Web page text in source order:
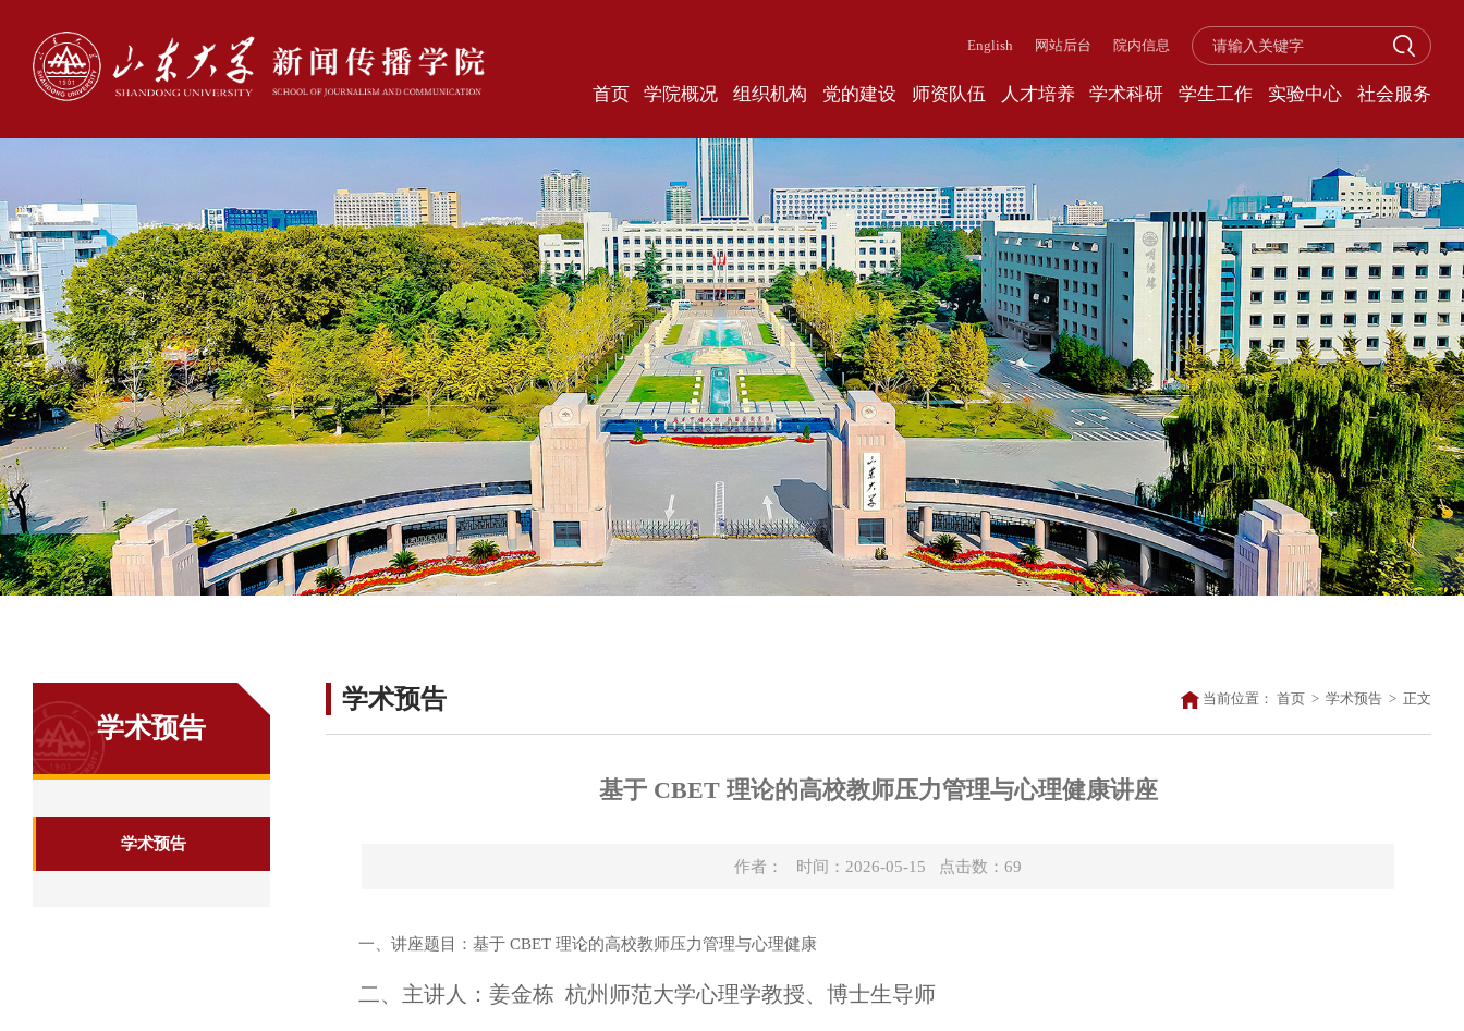
English 网站后台 院内信息
首页 学院概况 组织机构 党的建设 师资队伍 人才培养 学术科研 学生工作 实验中心 社会服务
学术预告
学术预告
学术预告 当前位置： 首页 > 学术预告 > 正文
基于 CBET 理论的高校教师压力管理与心理健康讲座
作者： 时间：2026-05-15 点击数：69
一、讲座题目：基于 CBET 理论的高校教师压力管理与心理健康
二、主讲人：姜金栋 杭州师范大学心理学教授、博士生导师